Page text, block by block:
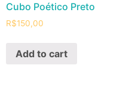
Cubo Poético Preto
R$150,00
Add to cart